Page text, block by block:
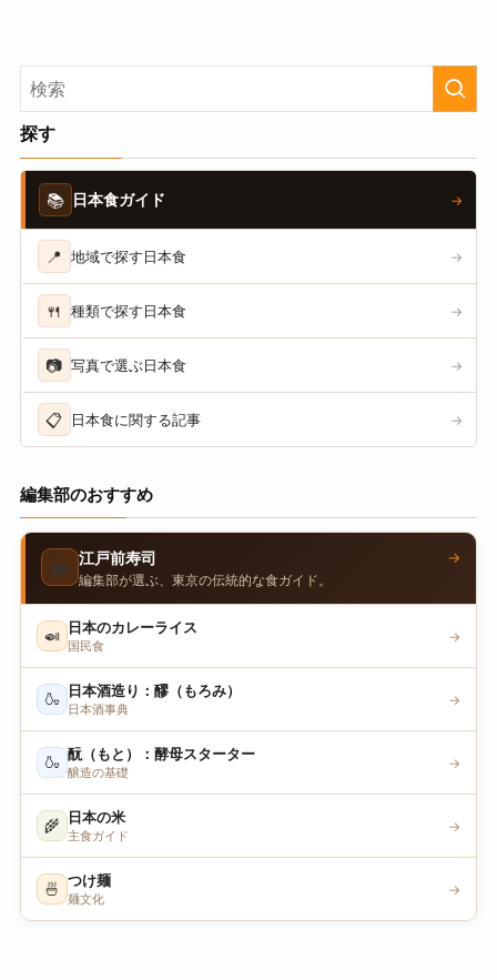
探す
📚 日本食ガイド →
📍 地域で探す日本食 →
🍴 種類で探す日本食 →
📷 写真で選ぶ日本食 →
📋 日本食に関する記事 →
編集部のおすすめ
🍣 江戸前寿司
編集部が選ぶ、東京の伝統的な食ガイド。
→
🍛 日本のカレーライス
国民食
→
🍶 日本酒造り：醪（もろみ）
日本酒事典
→
🍶 酛（もと）：酵母スターター
醸造の基礎
→
🌾 日本の米
主食ガイド
→
🍜 つけ麺
麺文化
→